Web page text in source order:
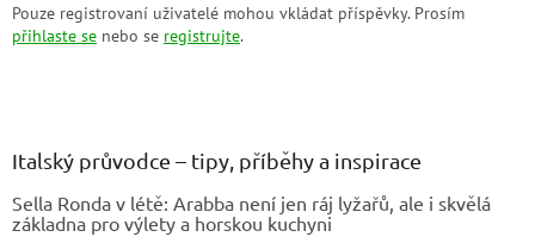
Pouze registrovaní uživatelé mohou vkládat příspěvky. Prosím
přihlaste se nebo se registrujte.
Italský průvodce – tipy, příběhy a inspirace
Sella Ronda v létě: Arabba není jen ráj lyžařů, ale i skvělá
základna pro výlety a horskou kuchyni